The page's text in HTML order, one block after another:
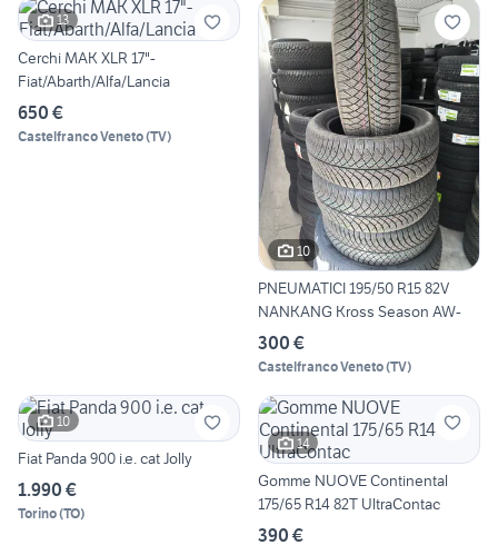
13
Cerchi MAK XLR 17"-
Fiat/Abarth/Alfa/Lancia
650 €
Castelfranco Veneto(TV)
10
PNEUMATICI 195/50 R15 82V
NANKANG Kross Season AW-
300 €
Castelfranco Veneto(TV)
10
Fiat Panda 900 i.e. cat Jolly
1.990 €
Torino(TO)
14
Gomme NUOVE Continental
175/65 R14 82T UltraContac
390 €